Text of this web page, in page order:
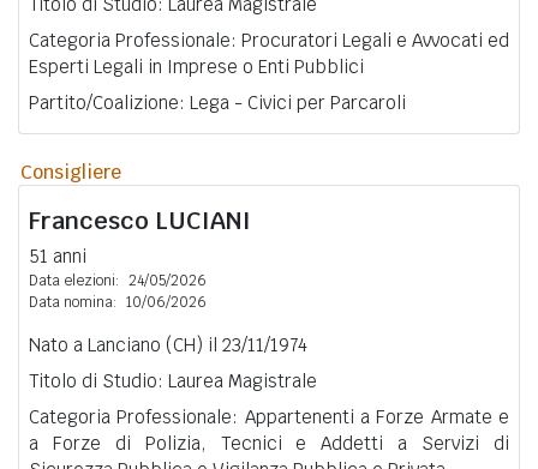
Categoria Professionale: Procuratori Legali e Avvocati ed
Esperti Legali in Imprese o Enti Pubblici
Partito/Coalizione: Lega - Civici per Parcaroli
Consigliere
Francesco LUCIANI
51 anni
Data elezioni: 24/05/2026
Data nomina: 10/06/2026
Nato a Lanciano (CH) il 23/11/1974
Titolo di Studio: Laurea Magistrale
Categoria Professionale: Appartenenti a Forze Armate e
a Forze di Polizia, Tecnici e Addetti a Servizi di